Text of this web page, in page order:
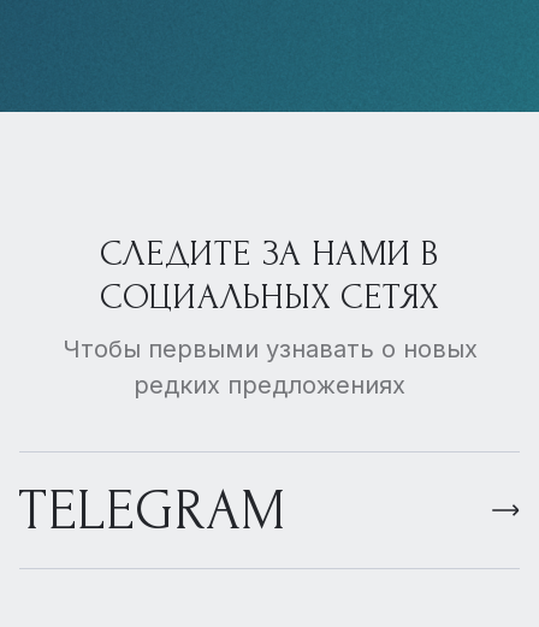
СЛЕДИТЕ ЗА НАМИ В
СОЦИАЛЬНЫХ СЕТЯХ
Чтобы первыми узнавать о новых
редких предложениях
TELEGRAM